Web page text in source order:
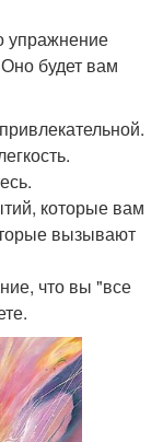
упражнение
будет вам
которые вам
вызывают
что вы "все